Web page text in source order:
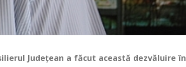
Județean a făcut această dezvăluire în